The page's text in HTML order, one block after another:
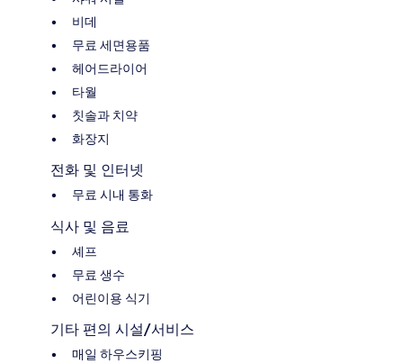
비데
무료 세면용품
헤어드라이어
타월
칫솔과 치약
화장지
전화 및 인터넷
무료 시내 통화
식사 및 음료
셰프
무료 생수
어린이용 식기
기타 편의 시설/서비스
매일 하우스키핑